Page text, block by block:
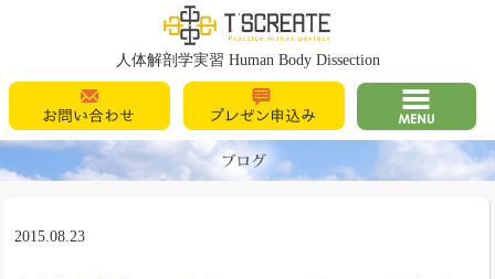
T's Create
人体解剖学実習 Human Body Dissection
お問い合わせ
プレゼン申込
み
MENU
2015.08.23